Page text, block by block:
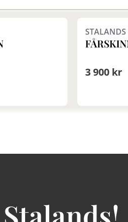
i fler val (3)
STALANDS
3 900 kr